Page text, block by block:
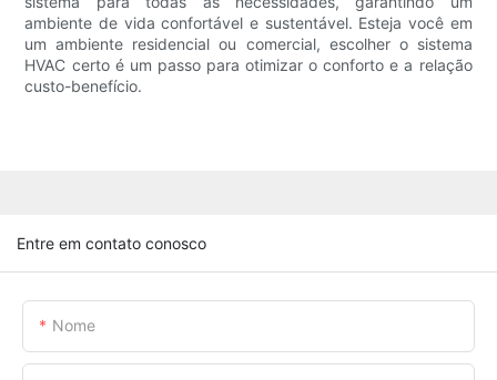
ambiente de vida confortável e sustentável. Esteja você em
um ambiente residencial ou comercial, escolher o sistema
HVAC certo é um passo para otimizar o conforto e a relação
custo-benefício.
Entre em contato conosco
Nome